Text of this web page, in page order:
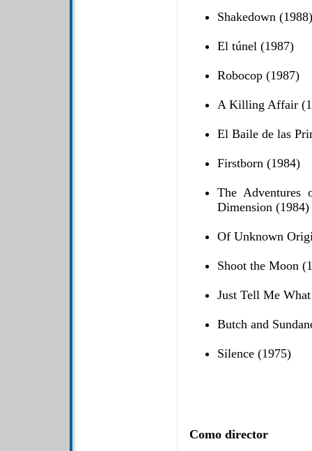
Shakedown (1988)
El túnel (1987)
Robocop (1987)
A Killing Affair
El Baile de las
Firstborn (1984)
The Adventures
Dimension (1984)
Of Unknown
Shoot the Moon
Just Tell Me
Butch and
Silence (1975)
Como director